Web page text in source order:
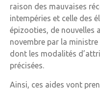
raison des mauvaises
intempéries et celle des
épizooties, de nouvelles
novembre par la ministre
dont les modalités
précisées.
Ainsi, ces aides vont